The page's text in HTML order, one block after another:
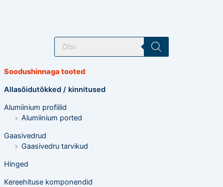
T
o
t
o
t
s
i
n
g
Soodushinnaga tooted
Allasõidutõkked / kinnitused
Alumiinium profiilid
Alumiinium ported
Gaasivedrud
Gaasivedru tarvikud
Hinged
Kereehituse komponendid